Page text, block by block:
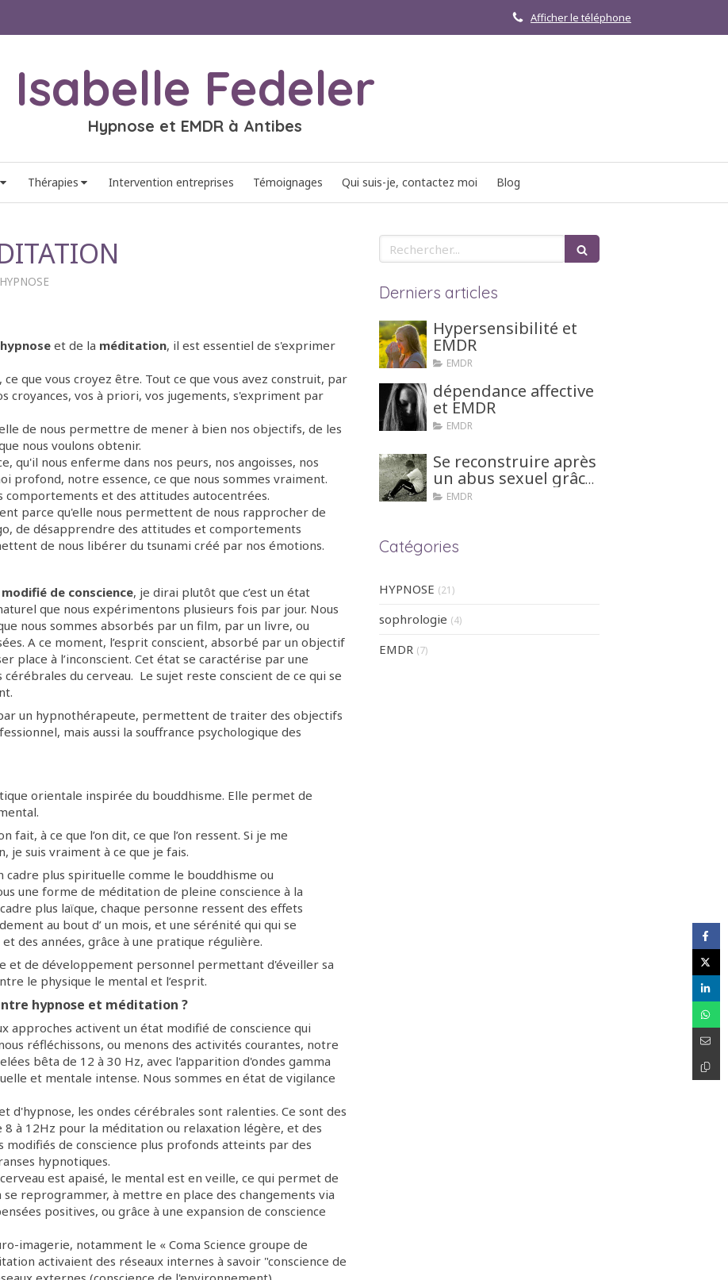
Afficher le téléphone
Isabelle Fedeler
Hypnose et EMDR à Antibes
Thérapies Intervention entreprises Témoignages Qui suis-je, contactez moi Blog
HYPNOSE
et de la méditation, il est essentiel de s'exprimer
que vous croyez être. Tout ce que vous avez construit, par
croyances, vos à priori, vos jugements, s'expriment par
de nous permettre de mener à bien nos objectifs, de les
nous voulons obtenir.
qu'il nous enferme dans nos peurs, nos angoisses, nos
profond, notre essence, ce que nous sommes vraiment.
comportements et des attitudes autocentrées.
parce qu'elle nous permettent de nous rapprocher de
de désapprendre des attitudes et comportements
de nous libérer du tsunami créé par nos émotions.
de conscience, je dirai plutôt que c’est un état
que nous expérimentons plusieurs fois par jour. Nous
nous sommes absorbés par un film, par un livre, ou
A ce moment, l’esprit conscient, absorbé par un objectif
place à l’inconscient. Cet état se caractérise par une
du cerveau. Le sujet reste conscient de ce qui se
un hypnothérapeute, permettent de traiter des objectifs
mais aussi la souffrance psychologique des
orientale inspirée du bouddhisme. Elle permet de
fait, à ce que l’on dit, ce que l’on ressent. Si je me
je suis vraiment à ce que je fais.
cadre plus spirituelle comme le bouddhisme ou
une forme de méditation de pleine conscience à la
plus laïque, chaque personne ressent des effets
au bout d’ un mois, et une sérénité qui qui se
des années, grâce à une pratique régulière.
et de développement personnel permettant d'éveiller sa
le physique le mental et l’esprit.
hypnose et méditation ?
approches activent un état modifié de conscience qui
réfléchissons, ou menons des activités courantes, notre
bêta de 12 à 30 Hz, avec l'apparition d'ondes gamma
et mentale intense. Nous sommes en état de vigilance
d'hypnose, les ondes cérébrales sont ralenties. Ce sont des
à 12Hz pour la méditation ou relaxation légère, et des
modifiés de conscience plus profonds atteints par des
hypnotiques.
est apaisé, le mental est en veille, ce qui permet de
se reprogrammer, à mettre en place des changements via
positives, ou grâce à une expansion de conscience
imagerie, notamment le « Coma Science groupe de
activaient des réseaux internes à savoir "conscience de
Rechercher
Derniers articles
Hypersensibilité et
EMDR
EMDR
dépendance affective
et EMDR
EMDR
Se reconstruire après
un abus sexuel grâce
aux tehniques
EMDR
Catégories
HYPNOSE (21)
sophrologie (4)
EMDR (7)